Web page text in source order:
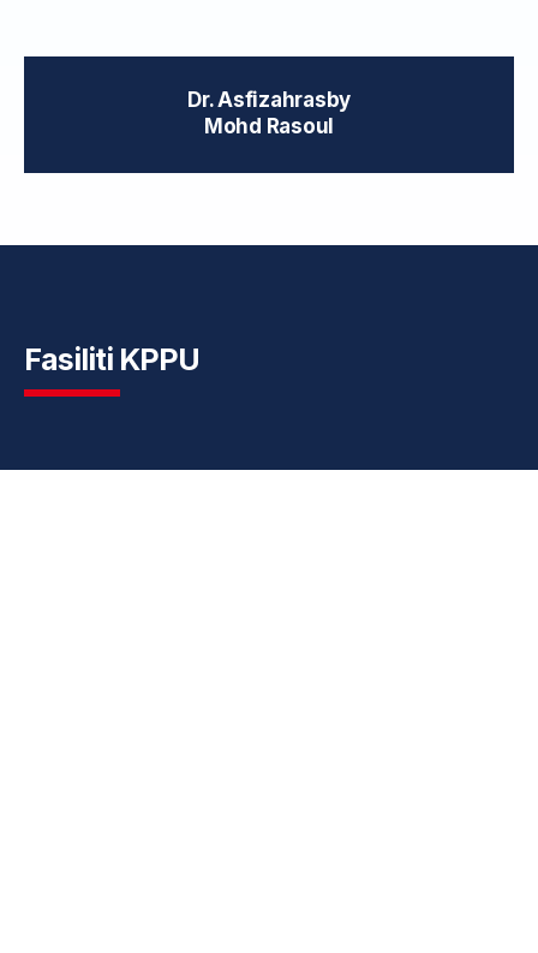
Dr. Asfizahrasby
Mohd Rasoul
Fasiliti KPPU